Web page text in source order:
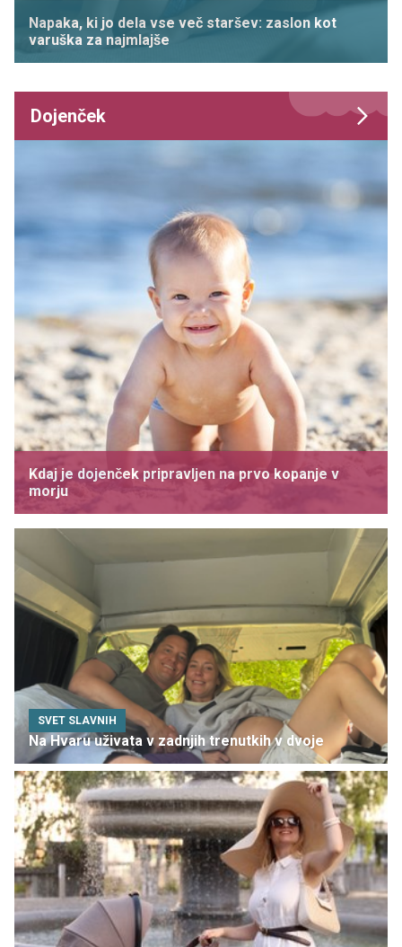
Napaka, ki jo dela vse več staršev: zaslon kot
varuška za najmlajše
Dojenček
Kdaj je dojenček pripravljen na prvo kopanje v
morju
SVET SLAVNIH
Na Hvaru uživata v zadnjih trenutkih v dvoje